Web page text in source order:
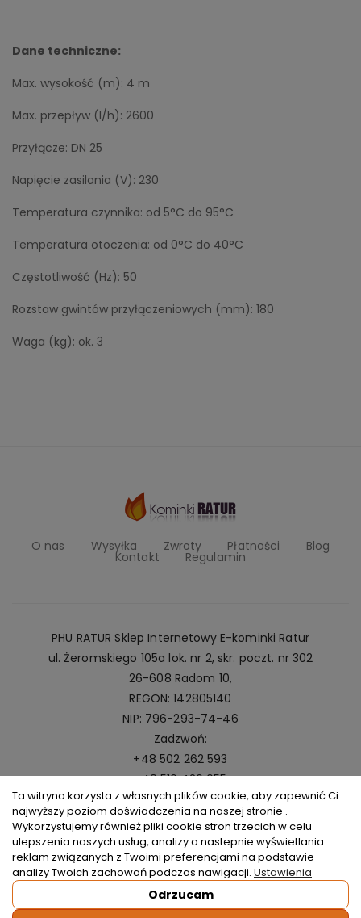
Dane techniczne:
Max. wysokość (m): 4 m
Max. przepływ (l/h): 2600
Przyłącze: DN 25
Napięcie zasilania (V): 230
Temperatura czynnika: od 5°C do 95°C
Temperatura otoczenia: od 0°C do 40°C
Częstotliwość (Hz): 50
Rozstaw gwintów przyłączeniowych (mm): 180
Waga (kg): ok. 3
O nas Wysyłka Zwroty Płatności Blog
Kontakt Regulamin
PHU RATUR Sklep Internetowy E-kominki Ratur
ul. Żeromskiego 105a lok. nr 2, skr. poczt. nr 302
26-608 Radom 10,
REGON: 142805140
NIP: 796-293-74-46
Zadzwoń:
+48 502 262 593
+48 516 420 055
Napisz:
kominki@ratur.pl
Ta witryna korzysta z własnych plików cookie, aby zapewnić Ci
najwyższy poziom doświadczenia na naszej stronie .
Wykorzystujemy również pliki cookie stron trzecich w celu
ulepszenia naszych usług, analizy a nastepnie wyświetlania
reklam związanych z Twoimi preferencjami na podstawie
analizy Twoich zachowań podczas nawigacji. Ustawienia
Odrzucam